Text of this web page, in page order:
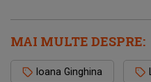
MAI MULTE DESPRE:
Ioana Ginghina